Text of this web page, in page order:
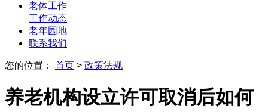
老体工作
工作动态
老年园地
联系我们
您的位置： 首页 > 政策法规
养老机构设立许可取消后如何